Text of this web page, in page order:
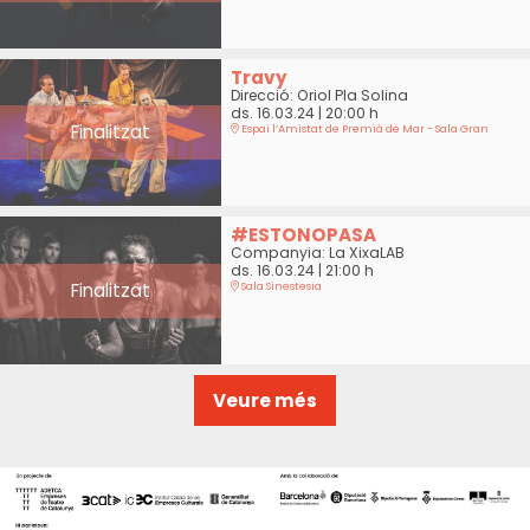
Finalitzat
Travy
Direcció: Oriol Pla Solina
ds. 16.03.24| 20:00 h
Espai l’Amistat de Premià de Mar - Sala Gran
Finalitzat
#ESTONOPASA
Companyia: La XixaLAB
ds. 16.03.24| 21:00 h
Sala Sinestesia
Veure més